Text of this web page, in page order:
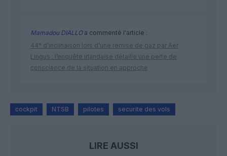
Mamadou DIALLOa commenté l'article :
44° d’inclinaison lors d’une remise de gaz par Aer
Lingus : l’enquête irlandaise détaille une perte de
conscience de la situation en approche
cockpit NTSB pilotes securite des vols
LIRE AUSSI